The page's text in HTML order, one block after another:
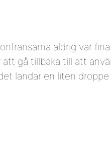
aldrig var
gå tillbaka till att
landar en liten